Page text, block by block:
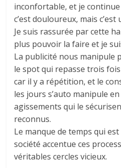
inconfortable, et je
c’est douloureux, mais
Je suis rassurée par cette
plus pouvoir la faire et je
La publicité nous manipule
le spot qui repasse trois
car il y a répétition, et le
les jours s’auto manipule
agissements qui le
reconnus.
Le manque de temps qui
société accentue ces
véritables cercles vicieux.